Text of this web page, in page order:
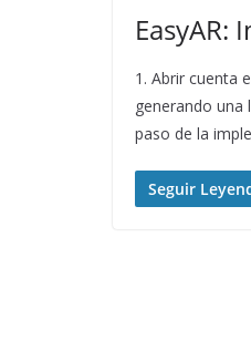
EasyAR:
1. Abrir cuenta
generando una
paso de la
Seguir